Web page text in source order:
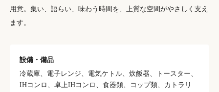
用意。集い、語らい、味わう時間を、上質な空間がやさしく支え
ます。
設備・備品
冷蔵庫、電子レンジ、電気ケトル、炊飯器、トースター、
IHコンロ、卓上IHコンロ、食器類、コップ類、カトラリ